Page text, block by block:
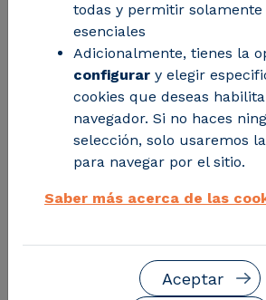
Decreto 486/1997?
todas y permitir solamente
esenciales
Adicionalmente, tienes la
configurar y elegir
cookies que deseas
navegador. Si no haces
selección, solo usaremos
para navegar por el sitio.
Saber más acerca de las
Aceptar